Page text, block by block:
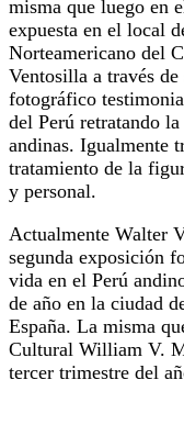
misma que luego en
expuesta en el local
Norteamericano del
Ventosilla a través
fotográfico
del Perú retratando
andinas. Igualmente
tratamiento de la
y personal.
Actualmente Walter
segunda exposición
vida en el Perú
de año en la ciudad
España. La misma
Cultural William V.
tercer trimestre del